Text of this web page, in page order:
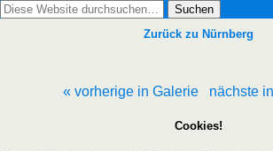
Zurück zu Nürnberg
« vorherige in Galerie nächste
Cookies!